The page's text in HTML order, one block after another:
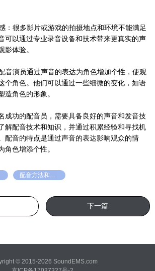
：很多影片或游戏的拍摄地点和环境不能满足
可以通过专业录音设备和技术带来更真实的声
影体验。
音演员通过声音的表达为角色增加个性，使观
个角色。他们可以通过一些细微的变化，如语
造角色的形象。
成功的配音员，需要具备良好的声音和发音技
解配音技术和知识，并通过积累经验和寻找机
配音的特点是通过声音的表达影响观众的情
角色增添个性。
下一篇
© 2015-2026 SoundEMS.com